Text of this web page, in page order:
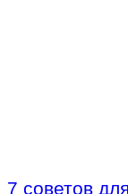
7 советов